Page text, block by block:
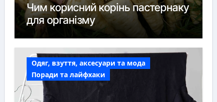
Чим корисний корінь пастернаку
для організму
Одяг, взуття, аксесуари та мода
Поради та лайфхаки